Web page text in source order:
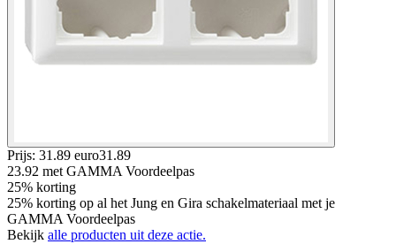
Prijs: 31.89 euro31 .89
23.92 met GAMMA Voordeelpas
25% korting
25% korting op al het Jung en Gira schakelmateriaal met je
GAMMA Voordeelpas
Bekijk alle producten uit deze actie.